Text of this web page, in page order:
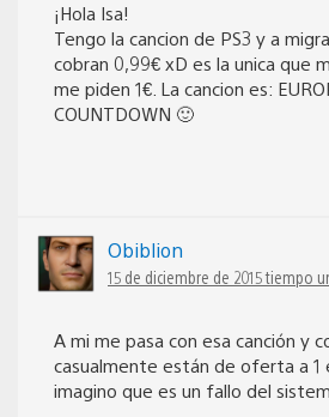
¡Hola Isa!
Tengo la cancion de PS3 y a
cobran 0,99€ xD es la unica que
me piden 1€. La cancion es:
COUNTDOWN 🙂
Obiblion
15 de diciembre de 2015 tiempo
A mi me pasa con esa canción y
casualmente están de oferta a 1
imagino que es un fallo del